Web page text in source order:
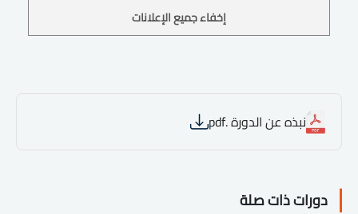
إخفاء جميع الإعلانات
نبذه عن الدورة .pdf
دورات ذات صلة